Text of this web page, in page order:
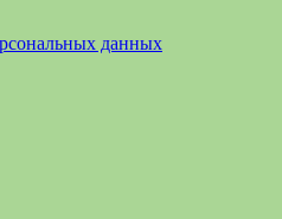
данных